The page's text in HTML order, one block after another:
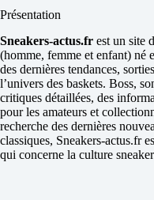
Présentation
Sneakers-actus.fr est un site
(homme, femme et enfant) né
des dernières tendances,
l’univers des baskets. Boss,
critiques détaillées, des
pour les amateurs et
recherche des dernières
classiques, Sneakers-actus.fr
qui concerne la culture